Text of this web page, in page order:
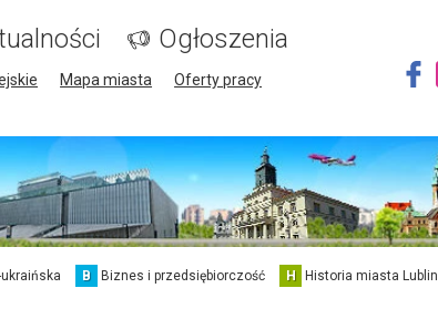
Ogłoszenia
Mapa miasta
Oferty pracy
B Biznes i przedsiębiorczość H Historia miasta Lublin